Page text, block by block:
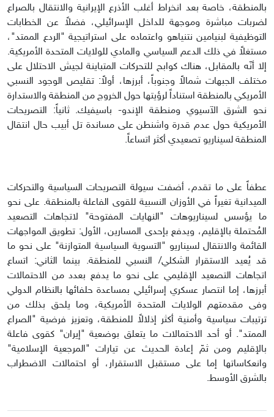
بالمنطقة، خاصة بعد انخراط أغلب الأذرع الإيرانية والانتقال بالصراع
لضربات مباشرة وموجهة للداخل الإسرائيلي، فضلاً عن الخطابات
التوظيفية لبنيامين نتنياهو واعتماده على استراتيجية "الردع الممتد"،
مستغلاً في ذلك الدعم السياسي والمادي للولايات المتحدة الأمريكية.
إلا أنّه بالمقابل، هناك كوابح للتحركات المتباينة لجيش الاحتلال على
مختلف الجبهات شمالاً وجنوباً، أبرزها، أولاً: تقليص الوجود النسبي
الأمريكي بالمنطقة استناداً لرؤيتها حول الخروج من المنطقة والاستدارة
نحو الشرق الآسيوي ومنطقة الإندو- باسيفيك. ثانياً: التصريحات
الأمريكية حول عدم قدرة واشنطن على مساندة تل أبيب حال انتقال
المنطقة لسيناريو تصعيدي أكثر اتساعاً.
عطفاً على ما تقدم، أضفت سيولة التصريحات السياسية والتحركات
الميدانية تغيراً في الأوزان النسبية للقوى الفاعلة بالمنطقة. على نحو
ما يؤسس لسيناريوهات "النهايات المفتوحة" لاتجاهات التصعيد
المُحتملة بالإقليم، ويدفع بإحدى المسارين، الأول: تطويق المواجهات
القائمة والانتقال لسيناريو "التسوية السياسية المتوازنة" على نحو ما
قد يُعيد الاستقرار الشكلي/ النسبي للمنطقة. بينما الثاني: اتساع
اتجاهات التصعيد الإقليمي على نحو ما يدفع بعدد من الاحتمالات
أبرزها، إما انتصار عسكري إسرائيلي بمساعدة حلفائها بالنظام الدولي
وفى مقدمتهم الولايات المتحدة الأمريكية، وما يلحق بذلك من
ترتيبات سياسية وأمنية أكثر إذلالاً للمنطقة، وتعزيز فرضية "الصراع
الممتد". أو أحد الاحتمالات ما يتعلق بوضعية "إيران" كقوى فاعلة
بالإقليم ومن ثمّ إعادة الحديث عن تيارات "المرجعية الإسلامية"
وانعكاساتها إما على مستقبل الاستقرار، أو احتمالات الاضطراب
بالشرق الأوسط.